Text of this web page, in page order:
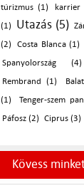
túrizmus (1)
karrier
(1)
Utazás (5)
(2)
Costa Blanca (1)
Spanyolország (4)
Rembrand (1)
(1)
Tenger-szem
Páfosz (2)
Ciprus (3)
Kövess